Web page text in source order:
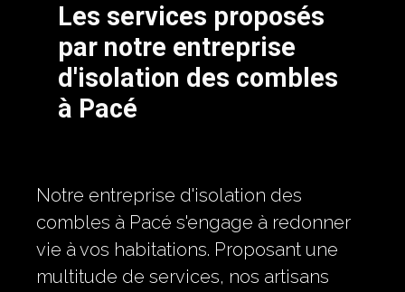
Les services proposés
par notre entreprise
d'isolation des combles
à Pacé
Notre entreprise d'isolation des
combles à Pacé s'engage à redonner
vie à vos habitations. Proposant une
multitude de services, nos artisans